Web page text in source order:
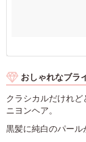
おしゃれなブラ
クラシカルだけれ
ニヨンヘア。
黒髪に純白のパール